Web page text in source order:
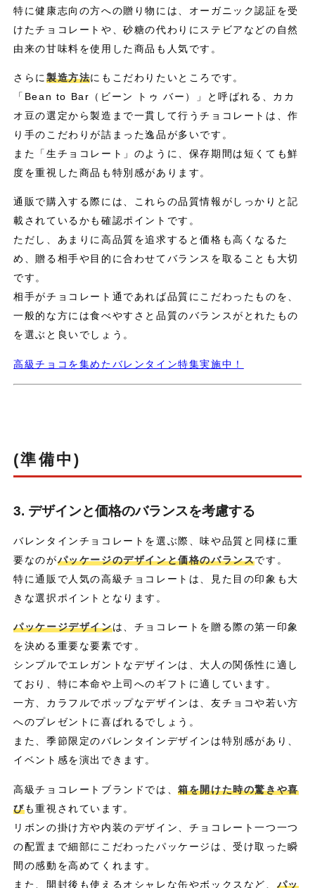
特に健康志向の方への贈り物には、オーガニック認証を受
けたチョコレートや、砂糖の代わりにステビアなどの自然
由来の甘味料を使用した商品も人気です。
さらに 製造方法にもこだわりたいところです。
「Bean to Bar（ビーン トゥ バー）」と呼ばれる、カカ
オ豆の選定から製造まで一貫して行うチョコレートは、作
り手のこだわりが詰まった逸品が多いです。
また「生チョコレート」のように、保存期間は短くても鮮
度を重視した商品も特別感があります。
通販で購入する際には、これらの品質情報がしっかりと記
載されているかも確認ポイントです。
ただし、あまりに高品質を追求すると価格も高くなるた
め、贈る相手や目的に合わせてバランスを取ることも大切
です。
相手がチョコレート通であれば品質にこだわったものを、
一般的な方には食べやすさと品質のバランスがとれたもの
を選ぶと良いでしょう。
高級チョコを集めたバレンタイン特集実施中！
(準備中)
3. デザインと価格のバランスを考慮する
バレンタインチョコレートを選ぶ際、味や品質と同様に重
要なのがパッケージのデザインと価格のバランスです。
特に通販で人気の高級チョコレートは、見た目の印象も大
きな選択ポイントとなります。
パッケージデザインは、チョコレートを贈る際の第一印象
を決める重要な要素です。
シンプルでエレガントなデザインは、大人の関係性に適し
ており、特に本命や上司へのギフトに適しています。
一方、カラフルでポップなデザインは、友チョコや若い方
へのプレゼントに喜ばれるでしょう。
また、季節限定のバレンタインデザインは特別感があり、
イベント感を演出できます。
高級チョコレートブランドでは、箱を開けた時の驚きや喜
びも重視されています。
リボンの掛け方や内装のデザイン、チョコレート一つ一つ
の配置まで細部にこだわったパッケージは、受け取った瞬
間の感動を高めてくれます。
また、開封後も使えるオシャレな缶やボックスなど、 パッ